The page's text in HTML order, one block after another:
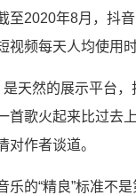
至2020年8月，抖
视频每天人均使用
天然的展示平台
首歌火起来比过去
对作者谈道。
乐的“精良”标准不